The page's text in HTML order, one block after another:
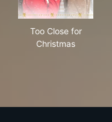
Too Close for
Christmas